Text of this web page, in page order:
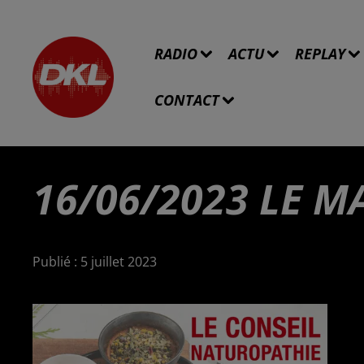
RADIO ACTU REPLAY
CONTACT
16/06/2023 LE
Publié : 5 juillet 2023